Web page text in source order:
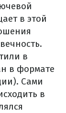
в этой
в
в формате
Сами
в